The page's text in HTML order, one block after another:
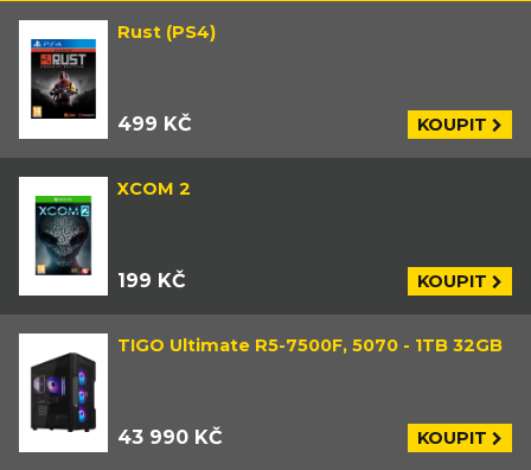
Rust (PS4)
499 KČ KOUPIT
XCOM 2
199 KČ KOUPIT
TIGO Ultimate R5-7500F, 5070 - 1TB 32GB
43 990 KČ KOUPIT